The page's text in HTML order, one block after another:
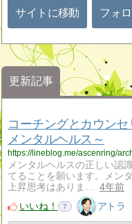
サイトに移動 フォ
更新記事
コーチングとカウンセ
メンタルヘルス～
https://lineblog.me/ascenring/
メンタルヘルスの正しい認
てることを願います。メン
上昇思考はありま…
4年前
いいね！
7 アトラ